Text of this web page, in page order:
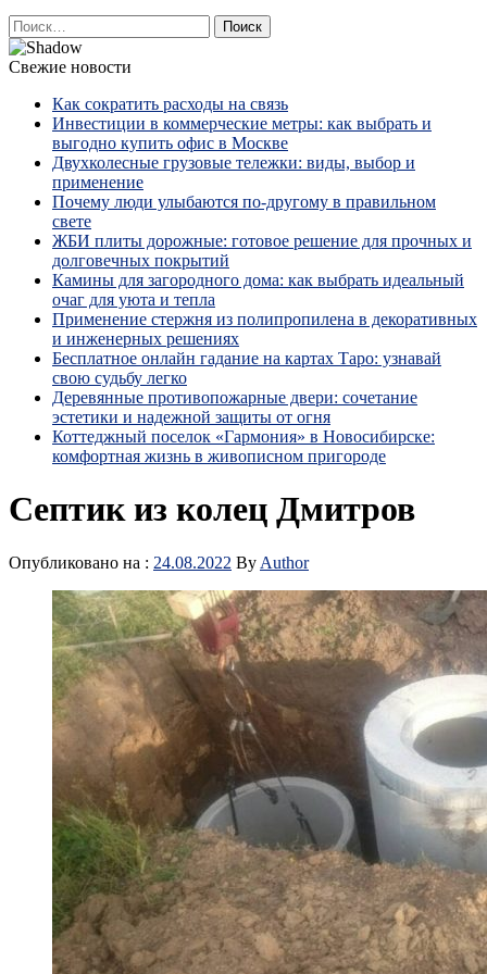
Найти:
Свежие новости
Как сократить расходы на связь
Инвестиции в коммерческие метры: как выбрать и
выгодно купить офис в Москве
Двухколесные грузовые тележки: виды, выбор и
применение
Почему люди улыбаются по‑другому в правильном
свете
ЖБИ плиты дорожные: готовое решение для прочных и
долговечных покрытий
Камины для загородного дома: как выбрать идеальный
очаг для уюта и тепла
Применение стержня из полипропилена в декоративных
и инженерных решениях
Бесплатное онлайн гадание на картах Таро: узнавай
свою судьбу легко
Деревянные противопожарные двери: сочетание
эстетики и надежной защиты от огня
Коттеджный поселок «Гармония» в Новосибирске:
комфортная жизнь в живописном пригороде
Септик из колец Дмитров
Опубликовано на : 24.08.2022 By Author